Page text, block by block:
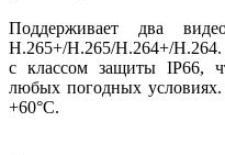
Поддерживает два
H.265+/H.265/H.264+/
с классом защиты IP66,
любых погодных условиях.
+60°C​.